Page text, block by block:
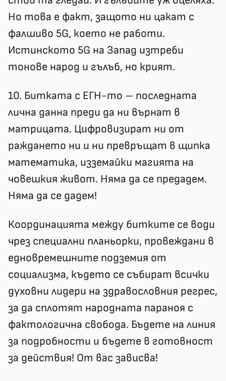
Но това е факт, защото ни цакат с
фалшиво 5G, което не работи.
Истинското 5G на Запад изтреби
тонове народ и гълъб, но крият.
10. Битката с ЕГН-то – последната
лична данна преди да ни върнат в
матрицата. Цифровизират ни от
раждането ни и ни превръщат в щипка
математика, изземайки магията на
човешкия живот. Няма да се предадем.
Няма да се дадем!
Координацията между битките се води
чрез специални планьорки, провеждани в
едновремешните подземия от
социализма, където се събират всички
духовни лидери на здравословния регрес,
за да сплотят народната параноя с
фактологична свобода. Бъдете на линия
за подробности и бъдете в готовност
за действия! От вас зависва!